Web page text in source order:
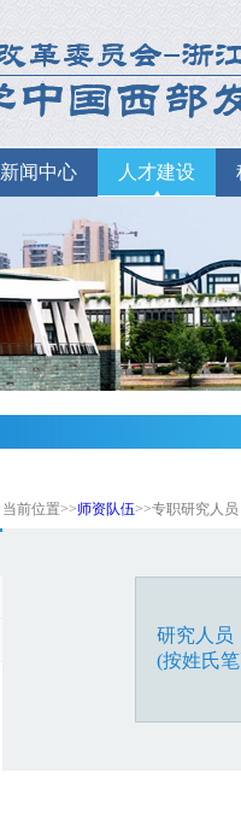
新闻中心 人才建设
当前位置>>师资队伍>>专职研究人员
研究人员
(按姓氏